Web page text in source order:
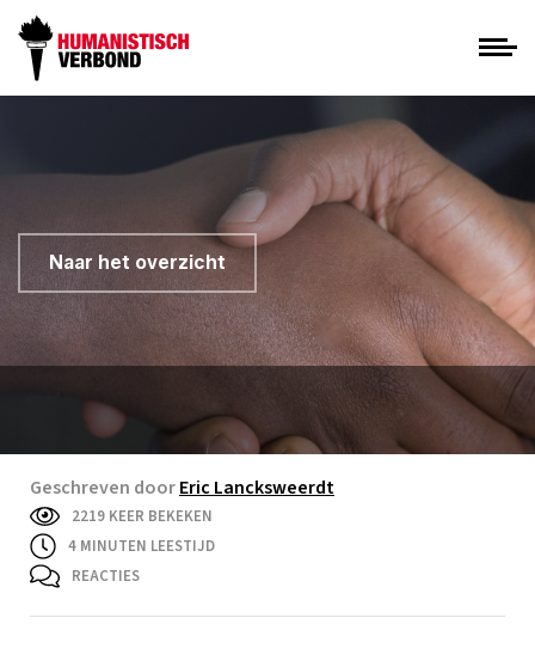
Naar het overzicht
Geschreven doorEric Lancksweerdt
2219 KEER BEKEKEN
4 MINUTEN LEESTIJD
REACTIES